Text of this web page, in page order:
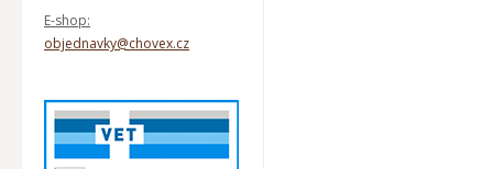
E-shop:
objednavky@chovex.cz